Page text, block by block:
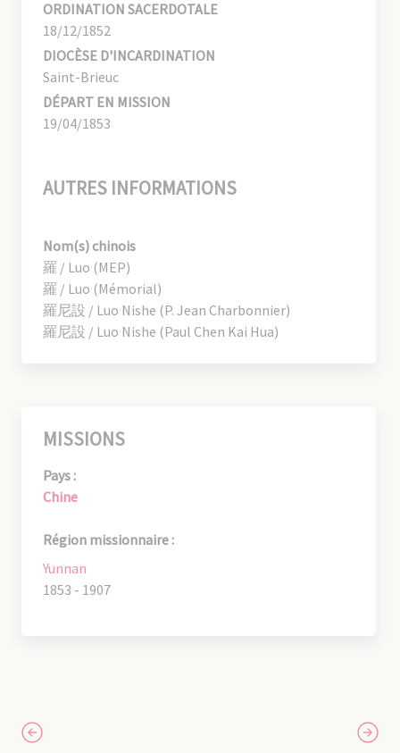
ORDINATION SACERDOTALE
18/12/1852
DIOCÈSE D'INCARDINATION
Saint-Brieuc
DÉPART EN MISSION
19/04/1853
AUTRES INFORMATIONS
Nom(s) chinois
羅 / Luo (MEP)
羅 / Luo (Mémorial)
羅尼設 / Luo Nishe (P. Jean Charbonnier)
羅尼設 / Luo Nishe (Paul Chen Kai Hua)
MISSIONS
Pays :
Chine
Région missionnaire :
Yunnan
1853 - 1907